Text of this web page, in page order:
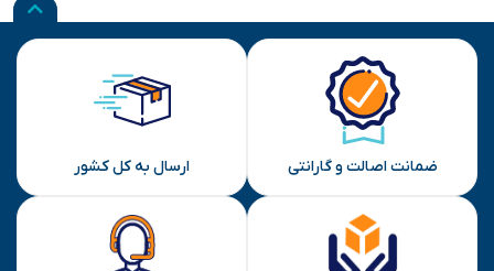
ضمانت اصالت و گارانتی ارسال به کل کشور